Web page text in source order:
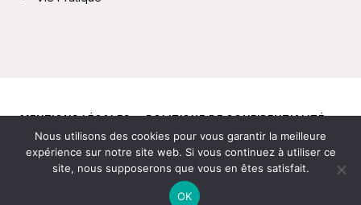
MENTIONS LÉGALES
POLITIQUE DE CONFIDENTIALITÉ
CONTACT
© 2026
Nous utilisons des cookies pour vous garantir la meilleure
expérience sur notre site web. Si vous continuez à utiliser ce
site, nous supposerons que vous en êtes satisfait.
OK